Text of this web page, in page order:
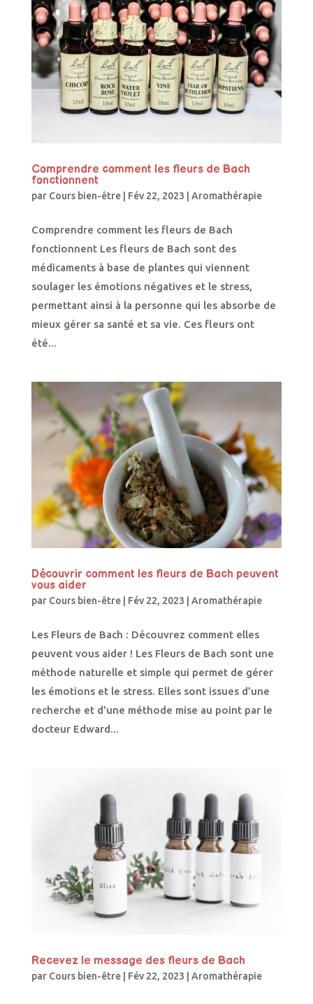
Comprendre comment les fleurs de Bach
fonctionnent
par Cours bien-être| Fév 22, 2023 | Aromathérapie
Comprendre comment les fleurs de Bach
fonctionnent Les fleurs de Bach sont des
médicaments à base de plantes qui viennent
soulager les émotions négatives et le stress,
permettant ainsi à la personne qui les absorbe de
mieux gérer sa santé et sa vie. Ces fleurs ont
été...
Découvrir comment les fleurs de Bach peuvent
vous aider
par Cours bien-être| Fév 22, 2023 Aromathérapie
Les Fleurs de Bach : Découvrez comment elles
peuvent vous aider ! Les Fleurs de Bach sont une
méthode naturelle et simple qui permet de gérer
les émotions et le stress. Elles sont issues d’une
recherche et d’une méthode mise au point par le
docteur Edward...
Recevez le message des fleurs de Bach
par Cours bien-être| Fév 22, 2023 Aromathérapie